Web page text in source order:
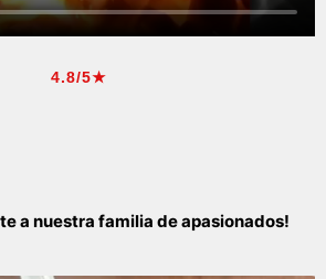
4.8/5★
a nuestra familia de apasionados!